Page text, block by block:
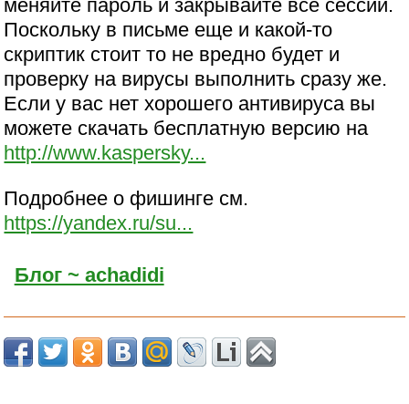
меняйте пароль и закрывайте все сессии.
Поскольку в письме еще и какой-то
скриптик стоит то не вредно будет и
проверку на вирусы выполнить сразу же.
Если у вас нет хорошего антивируса вы
можете скачать бесплатную версию на
http://www.kaspersky...
Подробнее о фишинге см.
https://yandex.ru/su...
Блог ~ achadidi